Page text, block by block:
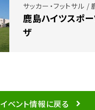
サッカー・フットサル /
鹿島ハイツスポ
ザ
イベント情報に戻る